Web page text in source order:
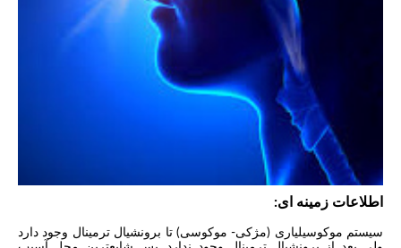
اطلاعات زمینه ای:
سیستم موکوسیلیاری (مژکی- موکوسی) تا برونشیال ترمینال وجود دارد